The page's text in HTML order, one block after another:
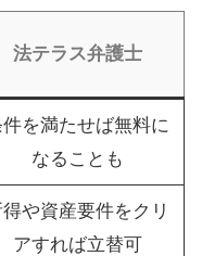
法テラス弁護士
を満たせば無料に
なることも
得や資産要件をクリ
アすれば立替可